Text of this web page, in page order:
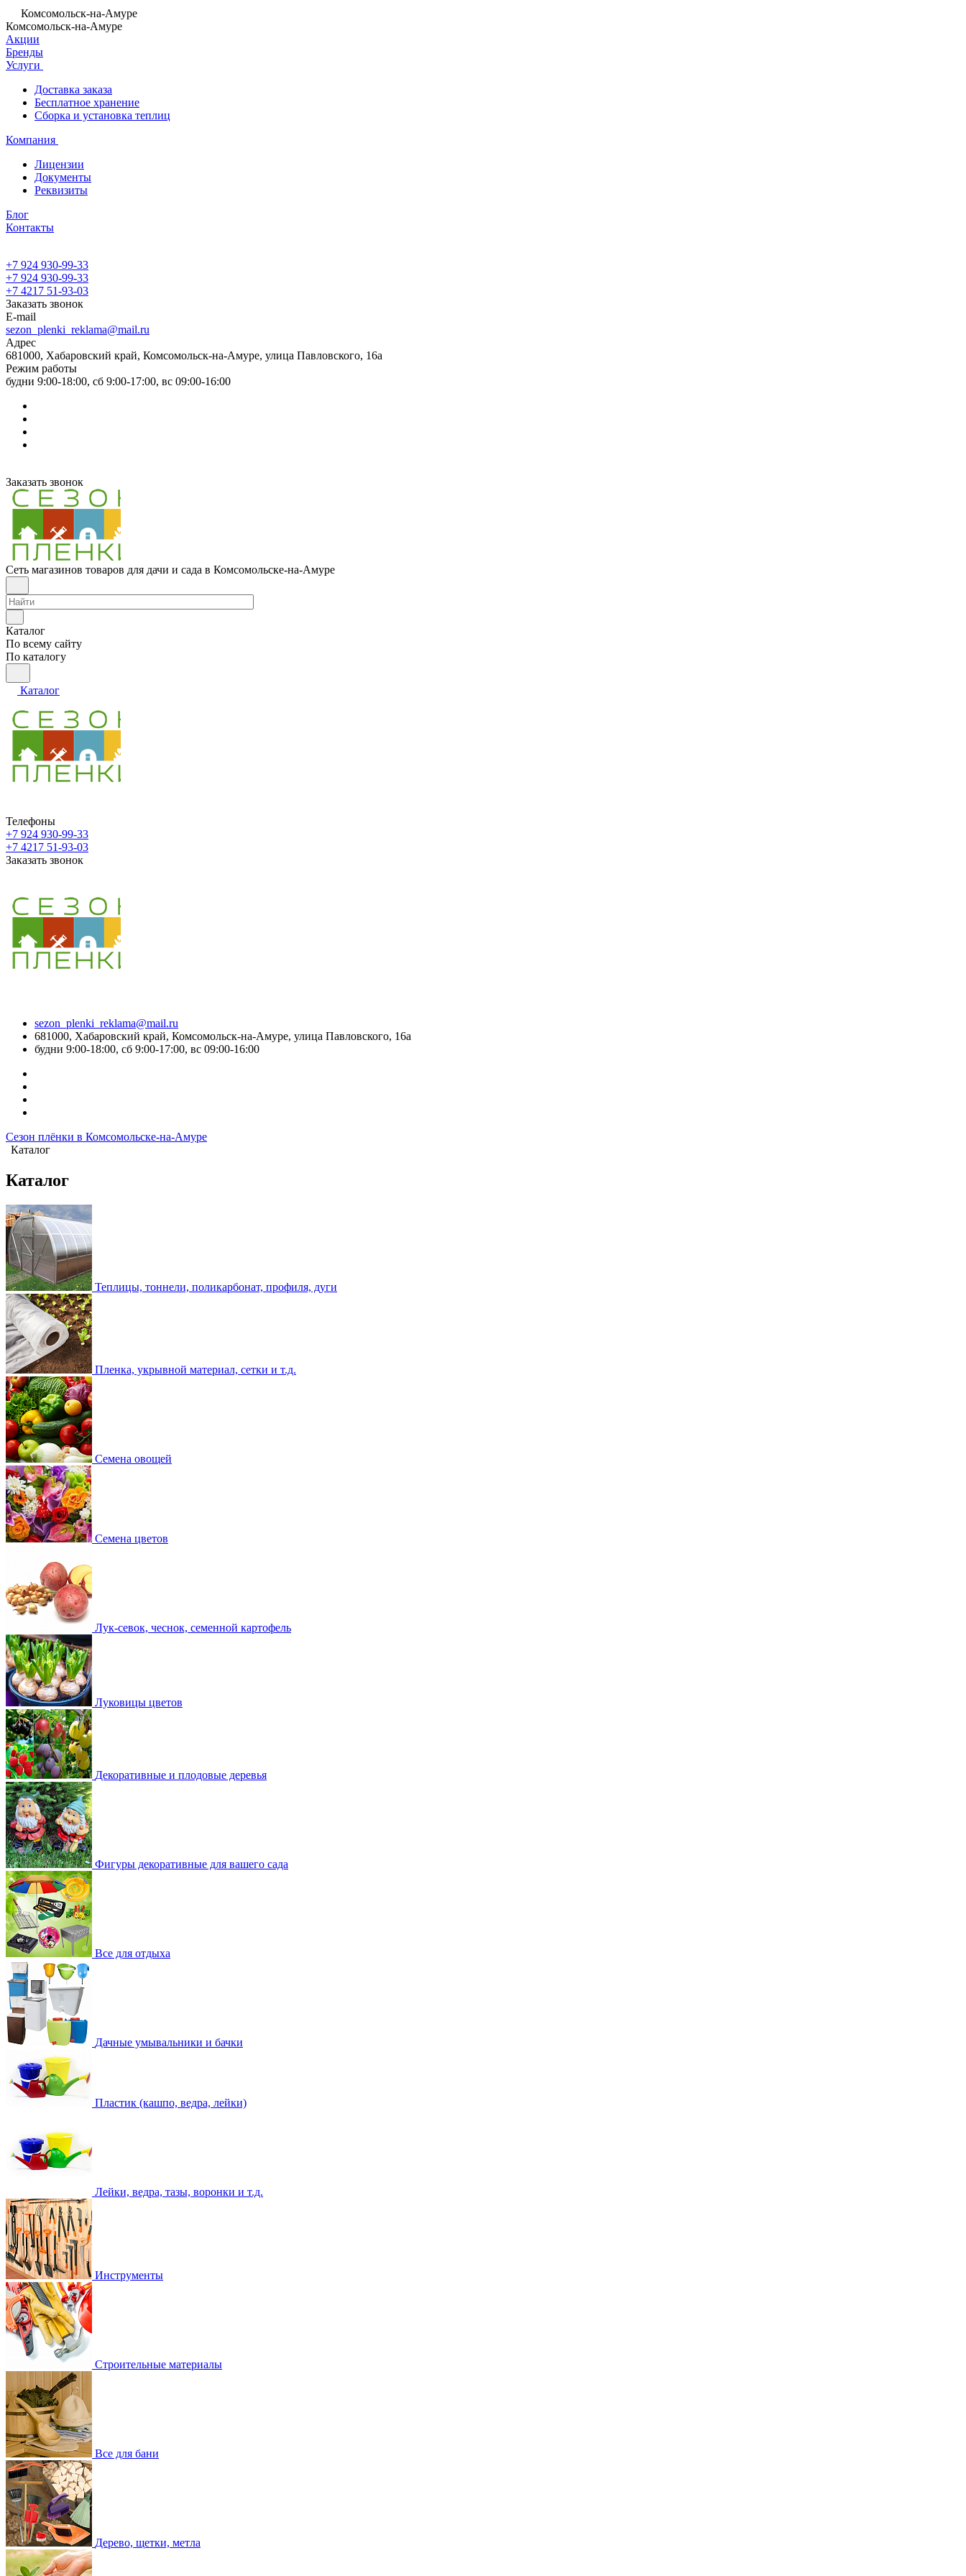
Комсомольск-на-Амуре
Комсомольск-на-Амуре
Акции
Бренды
Услуги
Доставка заказа
Бесплатное хранение
Сборка и установка теплиц
Компания
Лицензии
Документы
Реквизиты
Блог
Контакты
+7 924 930-99-33
+7 924 930-99-33
+7 4217 51-93-03
Заказать звонок
E-mail
sezon_plenki_reklama@mail.ru
Адрес
681000, Хабаровский край, Комсомольск-на-Амуре, улица Павловского, 16а
Режим работы
будни 9:00-18:00, сб 9:00-17:00, вс 09:00-16:00
Заказать звонок
Сеть магазинов товаров для дачи и сада в Комсомольске-на-Амуре
Каталог
По всему сайту
По каталогу
Каталог
Телефоны
+7 924 930-99-33
+7 4217 51-93-03
Заказать звонок
sezon_plenki_reklama@mail.ru
681000, Хабаровский край, Комсомольск-на-Амуре, улица Павловского, 16а
будни 9:00-18:00, сб 9:00-17:00, вс 09:00-16:00
Сезон плёнки в Комсомольске-на-Амуре
Каталог
Каталог
Теплицы, тоннели, поликарбонат, профиля, дуги
Пленка, укрывной материал, сетки и т.д.
Семена овощей
Семена цветов
Лук-севок, чеснок, семенной картофель
Луковицы цветов
Декоративные и плодовые деревья
Фигуры декоративные для вашего сада
Все для отдыха
Дачные умывальники и бачки
Пластик (кашпо, ведра, лейки)
Лейки, ведра, тазы, воронки и т.д.
Инструменты
Строительные материалы
Все для бани
Дерево, щетки, метла